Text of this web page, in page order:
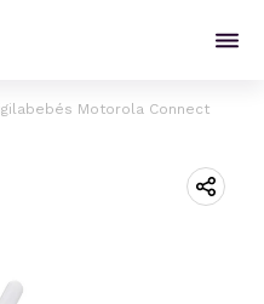
Motorola Connect